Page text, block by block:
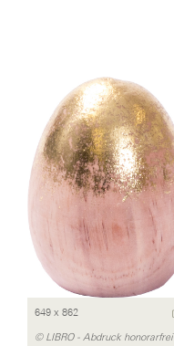
649 x 862
© LIBRO - Abdruck honorarfrei